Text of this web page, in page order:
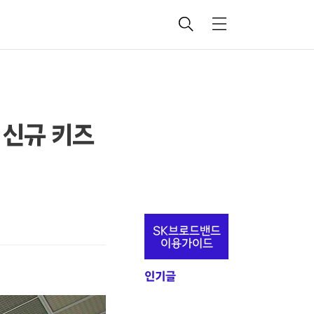
검
메
규 키즈
추
정
보
SK브로드밴드
이용가이드
인기글